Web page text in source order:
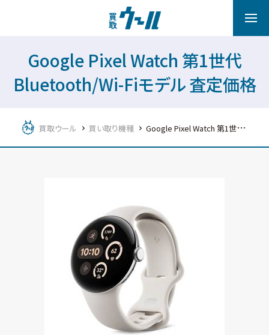
Google Pixel Watch 第1世代
Bluetooth/Wi-Fiモデル 査定価格
買取ウール 買い取り機種 Google Pixel Watch 第1世代 Bluetooth/Wi-Fiモデル